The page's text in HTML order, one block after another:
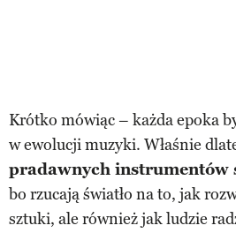
Krótko mówiąc – każda epoka
w ewolucji muzyki. Właśnie
pradawnych instrumentów
bo rzucają światło na to, jak
sztuki, ale również jak ludzie